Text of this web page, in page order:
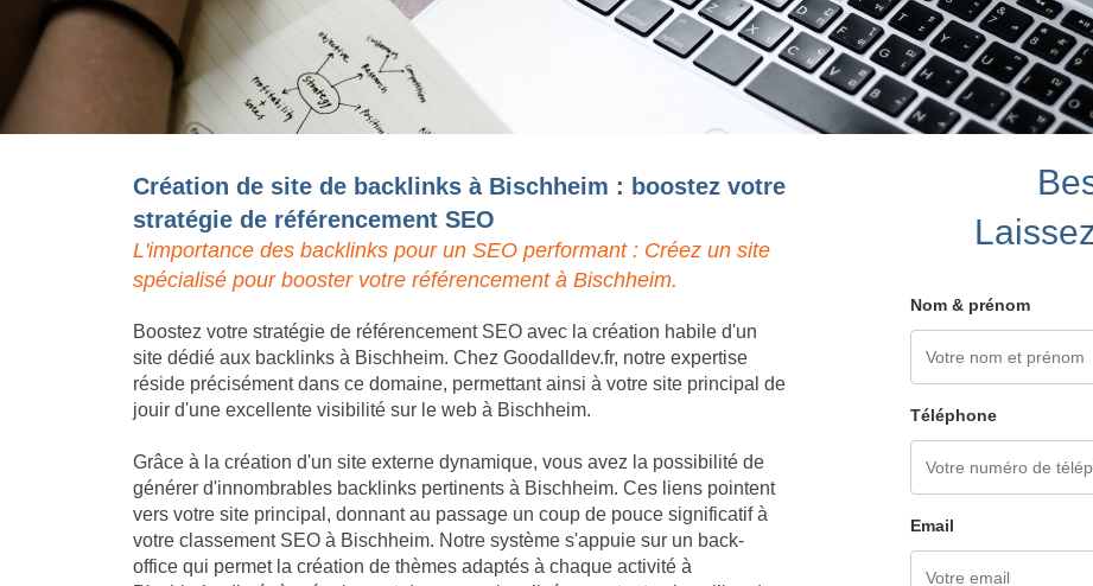
Création de site de backlinks à Bischheim : boostez votre
stratégie de référencement SEO
L'importance des backlinks pour un SEO performant : Créez un site
spécialisé pour booster votre référencement à Bischheim.
Boostez votre stratégie de référencement SEO avec la création habile d'un
site dédié aux backlinks à Bischheim. Chez Goodalldev.fr, notre expertise
réside précisément dans ce domaine, permettant ainsi à votre site principal de
jouir d'une excellente visibilité sur le web à Bischheim.
Grâce à la création d'un site externe dynamique, vous avez la possibilité de
générer d'innombrables backlinks pertinents à Bischheim. Ces liens pointent
vers votre site principal, donnant au passage un coup de pouce significatif à
votre classement SEO à Bischheim. Notre système s'appuie sur un back-
office qui permet la création de thèmes adaptés à chaque activité à
Nom & prénom
Téléphone
Email